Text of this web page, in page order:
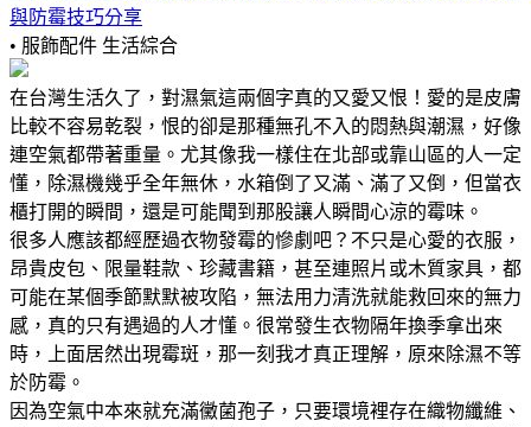
與防霉技巧分享
• 服飾配件 生活綜合
在台灣生活久了，對濕氣這兩個字真的又愛又恨！愛的是皮膚
比較不容易乾裂，恨的卻是那種無孔不入的悶熱與潮濕，好像
連空氣都帶著重量。尤其像我一樣住在北部或靠山區的人一定
懂，除濕機幾乎全年無休，水箱倒了又滿、滿了又倒，但當衣
櫃打開的瞬間，還是可能聞到那股讓人瞬間心涼的霉味。
很多人應該都經歷過衣物發霉的慘劇吧？不只是心愛的衣服，
昂貴皮包、限量鞋款、珍藏書籍，甚至連照片或木質家具，都
可能在某個季節默默被攻陷，無法用力清洗就能救回來的無力
感，真的只有遇過的人才懂。很常發生衣物隔年換季拿出來
時，上面居然出現霉斑，那一刻我才真正理解，原來除濕不等
於防霉。
因為空氣中本來就充滿黴菌孢子，只要環境裡存在織物纖維、